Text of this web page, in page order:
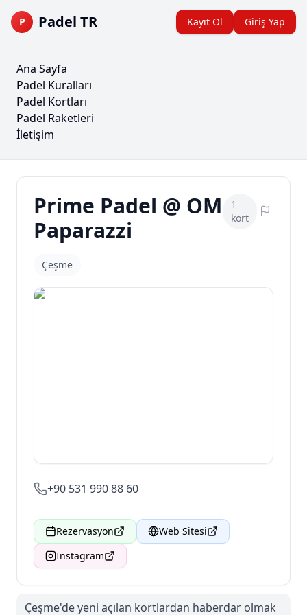
P Padel TR Kayıt Ol Giriş Yap
Ana Sayfa
Padel Kuralları
Padel Kortları
Padel Raketleri
İletişim
Prime Padel @ OM
Paparazzi
1
kort
Çeşme
+90 531 990 88 60
Rezervasyon
Web Sitesi
Instagram
Çeşme'deyeni açılan kortlardan haberdar olmak